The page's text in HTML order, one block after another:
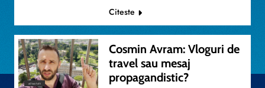
Citeste
ACTUALITATE
Cosmin Avram: Vloguri de
travel sau mesaj
propagandistic?